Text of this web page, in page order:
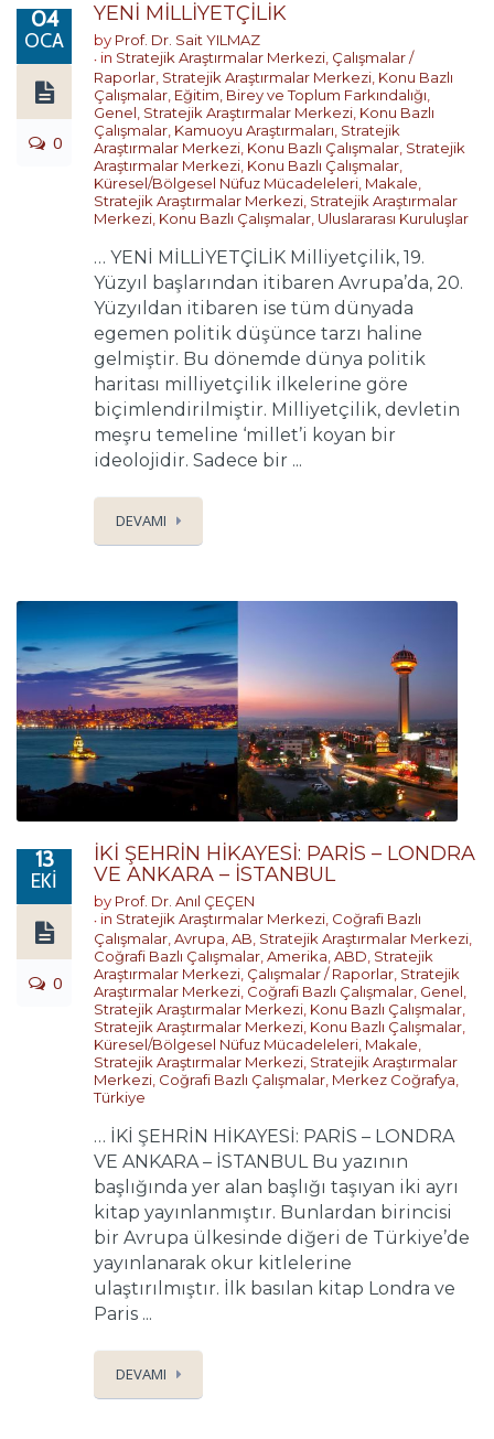
04
OCA
0
YENİ MİLLİYETÇİLİK
by Prof. Dr. Sait YILMAZ
in Stratejik Araştırmalar Merkezi Çalışmalar /
Raporlar Stratejik Araştırmalar Merkezi Konu Bazlı
Çalışmalar Eğitim, Birey ve Toplum Farkındalığı
Genel Stratejik Araştırmalar Merkezi Konu Bazlı
Çalışmalar Kamuoyu Araştırmaları Stratejik
Araştırmalar Merkezi Konu Bazlı Çalışmalar Stratejik
Araştırmalar Merkezi Konu Bazlı Çalışmalar
Küresel/Bölgesel Nüfuz Mücadeleleri Makale
Stratejik Araştırmalar Merkezi Stratejik Araştırmalar
Merkezi Konu Bazlı Çalışmalar Uluslararası Kuruluşlar
… YENİ MİLLİYETÇİLİK Milliyetçilik, 19.
Yüzyıl başlarından itibaren Avrupa’da, 20.
Yüzyıldan itibaren ise tüm dünyada
egemen politik düşünce tarzı haline
gelmiştir. Bu dönemde dünya politik
haritası milliyetçilik ilkelerine göre
biçimlendirilmiştir. Milliyetçilik, devletin
meşru temeline ‘millet’i koyan bir
ideolojidir. Sadece bir ...
DEVAMI
13
EKI
0
İKİ ŞEHRİN HİKAYESİ: PARİS – LONDRA
VE ANKARA – İSTANBUL
by Prof. Dr. Anıl ÇEÇEN
in Stratejik Araştırmalar Merkezi Coğrafi Bazlı
Çalışmalar Avrupa AB Stratejik Araştırmalar Merkezi
Coğrafi Bazlı Çalışmalar Amerika ABD Stratejik
Araştırmalar Merkezi Çalışmalar / Raporlar Stratejik
Araştırmalar Merkezi Coğrafi Bazlı Çalışmalar Genel
Stratejik Araştırmalar Merkezi Konu Bazlı Çalışmalar
Stratejik Araştırmalar Merkezi Konu Bazlı Çalışmalar
Küresel/Bölgesel Nüfuz Mücadeleleri Makale
Stratejik Araştırmalar Merkezi Stratejik Araştırmalar
Merkezi Coğrafi Bazlı Çalışmalar Merkez Coğrafya
Türkiye
… İKİ ŞEHRİN HİKAYESİ: PARİS – LONDRA
VE ANKARA – İSTANBUL Bu yazının
başlığında yer alan başlığı taşıyan iki ayrı
kitap yayınlanmıştır. Bunlardan birincisi
bir Avrupa ülkesinde diğeri de Türkiye’de
yayınlanarak okur kitlelerine
ulaştırılmıştır. İlk basılan kitap Londra ve
Paris ...
DEVAMI